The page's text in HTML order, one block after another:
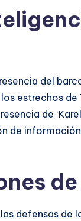
del
estrechos de
de
de
defensas de